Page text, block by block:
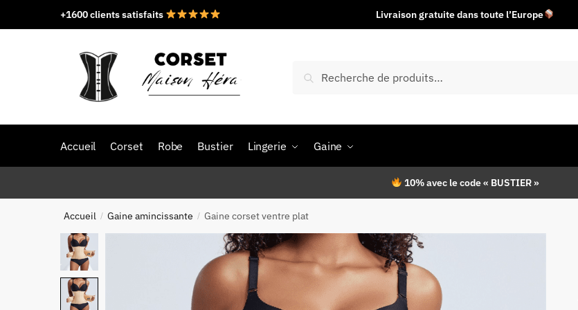
+1600 clients satisfaits Livraison gratuite dans toute l’Europe
pour :
Recherche
Accueil Corset Robe Bustier Lingerie Gaine
10% avec le code « BUSTIER »
Accueil / Gaine amincissante / Gaine corset ventre plat